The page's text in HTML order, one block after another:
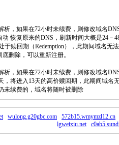
析，如果在72小时未续费，则修改域名
动 恢复原来的DNS，刷新时间大概是24－
于赎回期（Redemption），此期间域名无
删除，可以重新注册。
析，如果在72小时未续费，则修改域名
，将进入13天的高价赎回期，此期间域名
未续费的，域名将随时被删除
wulong.g20gbc.com
572b15.wmymzl12.cn
lgweixiu.net